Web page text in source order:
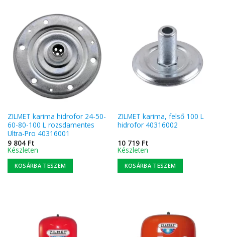
ZILMET karima hidrofor 24-50-
60-80-100 L rozsdamentes
Ultra-Pro 40316001
9 804 Ft
Készleten
KOSÁRBA TESZEM
ZILMET karima, felső 100 L
hidrofor 40316002
10 719 Ft
Készleten
KOSÁRBA TESZEM